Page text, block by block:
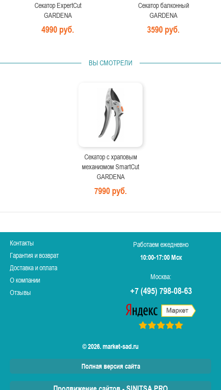
Секатор ExpertCut
GARDENA
4990 руб.
Секатор балконный
GARDENA
3590 руб.
ВЫ СМОТРЕЛИ
Секатор с храповым
механизмом SmartCut
GARDENA
7990 руб.
Контакты
Гарантия и возврат
Доставка и оплата
О компании
Отзывы
Работаем ежедневно
10:00-17:00 Мск
Москва:
+7 (495) 798-08-63
© 2026. market-sad.ru
Полная версия сайта